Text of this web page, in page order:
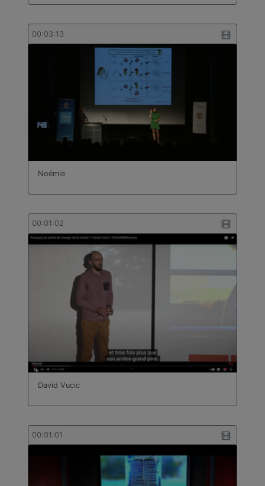
00:03:13
Noémie
00:01:02
David Vucic
00:01:01